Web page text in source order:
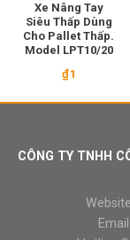
Xe Nâng Tay
Siêu Thấp Dùng
Cho Pallet Thấp.
Model LPT10/20
₫1
CÔNG TY TNHH